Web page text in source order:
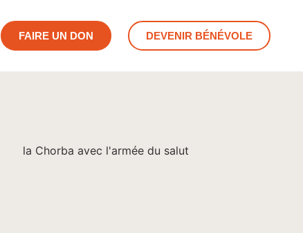
FAIRE UN DON DEVENIR BÉNÉVOLE